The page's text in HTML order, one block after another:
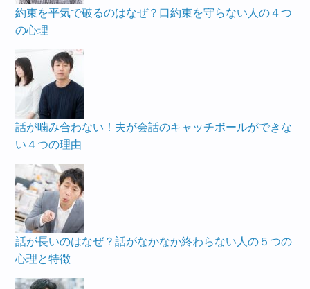
約束を平気で破るのはなぜ？口約束を守らない人の４つ
の心理
話が噛み合わない！夫が会話のキャッチボールができな
い４つの理由
話が長いのはなぜ？話がなかなか終わらない人の５つの
心理と特徴